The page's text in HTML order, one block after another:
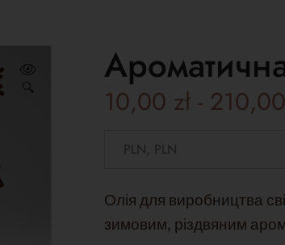
🔍 10,00 zł -
Олія для виробництва
зимовим, різдвяним